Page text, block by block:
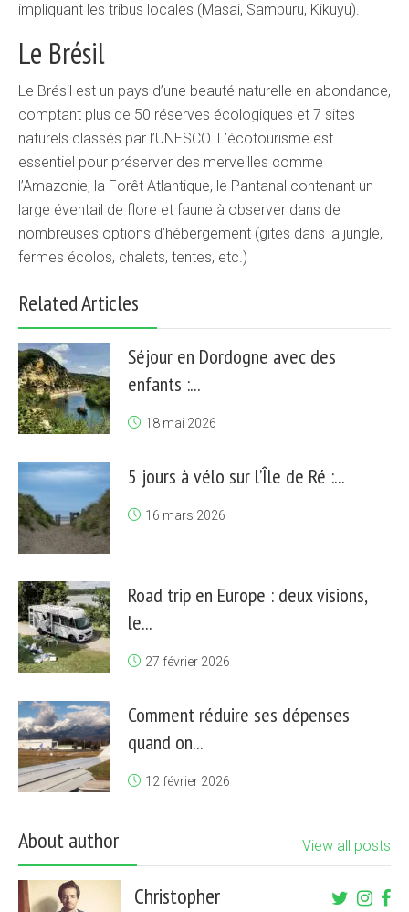
impliquant les tribus locales (Masai, Samburu, Kikuyu).
Le Brésil
Le Brésil est un pays d’une beauté naturelle en abondance,
comptant plus de 50 réserves écologiques et 7 sites
naturels classés par l’UNESCO. L’écotourisme est
essentiel pour préserver des merveilles comme
l’Amazonie, la Forêt Atlantique, le Pantanal contenant un
large éventail de flore et faune à observer dans de
nombreuses options d’hébergement (gites dans la jungle,
fermes écolos, chalets, tentes, etc.)
Related Articles
Séjour en Dordogne avec des
enfants :...
18 mai 2026
5 jours à vélo sur l’Île de Ré :...
16 mars 2026
Road trip en Europe : deux visions,
le...
27 février 2026
Comment réduire ses dépenses
quand on...
12 février 2026
About author View all posts
Christopher